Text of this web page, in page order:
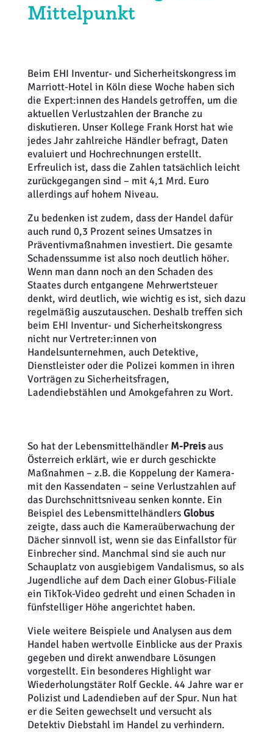
Mittelpunkt
Beim EHI Inventur- und Sicherheitskongress im
Marriott-Hotel in Köln diese Woche haben sich
die Expert:innen des Handels getroffen, um die
aktuellen Verlustzahlen der Branche zu
diskutieren. Unser Kollege Frank Horst hat wie
jedes Jahr zahlreiche Händler befragt, Daten
evaluiert und Hochrechnungen erstellt.
Erfreulich ist, dass die Zahlen tatsächlich leicht
zurückgegangen sind – mit 4,1 Mrd. Euro
allerdings auf hohem Niveau.
Zu bedenken ist zudem, dass der Handel dafür
auch rund 0,3 Prozent seines Umsatzes in
Präventivmaßnahmen investiert. Die gesamte
Schadenssumme ist also noch deutlich höher.
Wenn man dann noch an den Schaden des
Staates durch entgangene Mehrwertsteuer
denkt, wird deutlich, wie wichtig es ist, sich dazu
regelmäßig auszutauschen. Deshalb treffen sich
beim EHI Inventur- und Sicherheitskongress
nicht nur Vertreter:innen von
Handelsunternehmen, auch Detektive,
Dienstleister oder die Polizei kommen in ihren
Vorträgen zu Sicherheitsfragen,
Ladendiebstählen und Amokgefahren zu Wort.
So hat der Lebensmittelhändler M-Preisaus
Österreich erklärt, wie er durch geschickte
Maßnahmen – z.B. die Koppelung der Kamera-
mit den Kassendaten – seine Verlustzahlen auf
das Durchschnittsniveau senken konnte. Ein
Beispiel des LebensmittelhändlersGlobus
zeigte, dass auch die Kameraüberwachung der
Dächer sinnvoll ist, wenn sie das Einfallstor für
Einbrecher sind. Manchmal sind sie auch nur
Schauplatz von ausgiebigem Vandalismus, so als
Jugendliche auf dem Dach einer Globus-Filiale
ein TikTok-Video gedreht und einen Schaden in
fünfstelliger Höhe angerichtet haben.
Viele weitere Beispiele und Analysen aus dem
Handel haben wertvolle Einblicke aus der Praxis
gegeben und direkt anwendbare Lösungen
vorgestellt. Ein besonderes Highlight war
Wiederholungstäter Rolf Geckle. 44 Jahre war er
Polizist und Ladendieben auf der Spur. Nun hat
er die Seiten gewechselt und versucht als
Detektiv Diebstahl im Handel zu verhindern.
Weiterbildung
Inventurdifferenzen + Sicherheit
Klima + Energie
Ladenplanung + Einrichtung
Logistik + Verpackung
Marketing
Payment
Personal
Public Relations
EHI LAB